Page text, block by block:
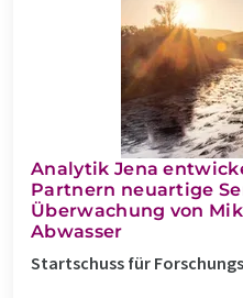
Analytik Jena
Partnern neuartige
Überwachung von
Abwasser
Startschuss für